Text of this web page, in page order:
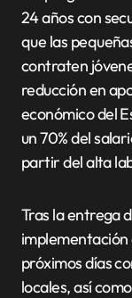
24 años con
que las
contraten
reducción en
económico del
un 70% del
partir del alta
Tras la entrega
implementación
próximos días
locales, así